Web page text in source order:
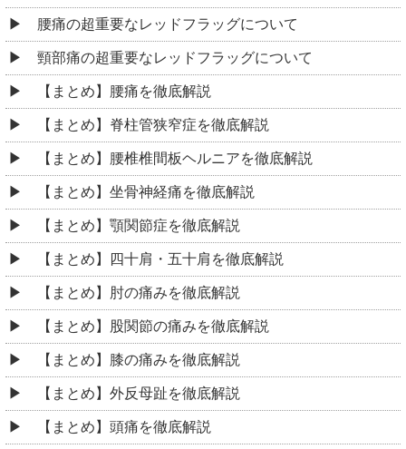
腰痛の超重要なレッドフラッグについて
頸部痛の超重要なレッドフラッグについて
【まとめ】腰痛を徹底解説
【まとめ】脊柱管狭窄症を徹底解説
【まとめ】腰椎椎間板ヘルニアを徹底解説
【まとめ】坐骨神経痛を徹底解説
【まとめ】顎関節症を徹底解説
【まとめ】四十肩・五十肩を徹底解説
【まとめ】肘の痛みを徹底解説
【まとめ】股関節の痛みを徹底解説
【まとめ】膝の痛みを徹底解説
【まとめ】外反母趾を徹底解説
【まとめ】頭痛を徹底解説